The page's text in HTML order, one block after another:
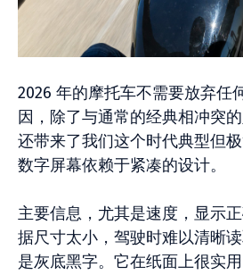
2026 年的摩托车不需要放弃任
因，除了与通常的经典相冲突
还带来了我们这个时代典型但极
数字屏幕依赖于紧凑的设计。
主要信息，尤其是速度，显示
据尺寸太小，驾驶时难以清晰
是灰底黑字。它在纸面上很实